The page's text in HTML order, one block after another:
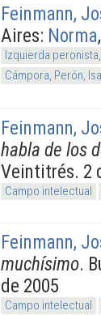
Feinmann,
Aires: Norma
Izquierda
Cámpora, Perón,
Feinmann,
habla de los
Veintitrés. 2
Campo intelectual
Feinmann,
muchísimo.
de 2005
Campo intelectual